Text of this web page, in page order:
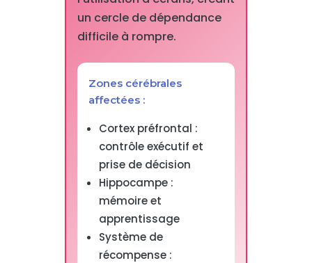
un cercle de dépendance
difficile à rompre.
Zones cérébrales
affectées :
Cortex préfrontal :
contrôle exécutif et
prise de décision
Hippocampe :
mémoire et
apprentissage
Système de
récompense :